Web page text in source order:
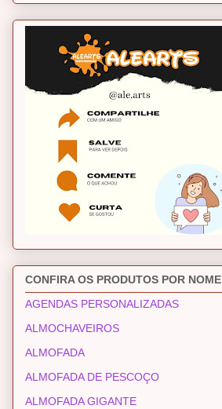
CONFIRA OS PRODUTOS POR NOME
AGENDAS PERSONALIZADAS
ALMOCHAVEIROS
ALMOFADA
ALMOFADA DE PESCOÇO
ALMOFADA GIGANTE